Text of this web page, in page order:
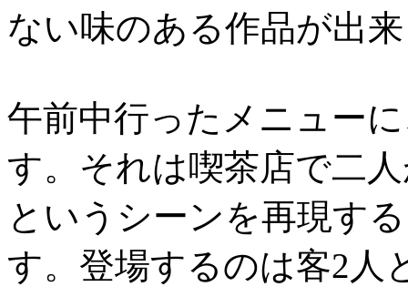
ない味のある作品が出
午前中行ったメニュー
す。それは喫茶店で二
というシーンを再現す
す。登場するのは客2人